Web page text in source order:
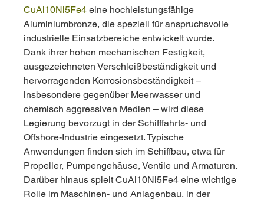
CuAl10Ni5Fe4 eine hochleistungsfähige
Aluminiumbronze, die speziell für anspruchsvolle
industrielle Einsatzbereiche entwickelt wurde.
Dank ihrer hohen mechanischen Festigkeit,
ausgezeichneten Verschleißbeständigkeit und
hervorragenden Korrosionsbeständigkeit –
insbesondere gegenüber Meerwasser und
chemisch aggressiven Medien – wird diese
Legierung bevorzugt in der Schifffahrts- und
Offshore-Industrie eingesetzt. Typische
Anwendungen finden sich im Schiffbau, etwa für
Propeller, Pumpengehäuse, Ventile und Armaturen.
Darüber hinaus spielt CuAl10Ni5Fe4 eine wichtige
Rolle im Maschinen- und Anlagenbau, in der